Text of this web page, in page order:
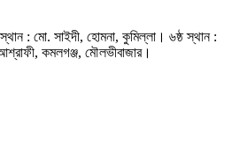
: মো. সাইদী, হোমনা, কুমিল্লা। ৬ষ্ঠ স্থান :
কমলগঞ্জ, মৌলভীবাজার।